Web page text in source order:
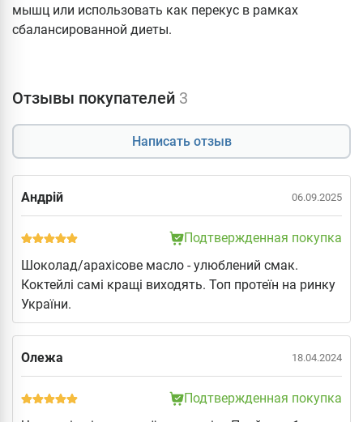
мышц или использовать как перекус в рамках
сбалансированной диеты.
Отзывы покупателей 3
Написать отзыв
Андрій 06.09.2025
Подтвержденная покупка
Шоколад/арахісове масло - улюблений смак.
Коктейлі самі кращі виходять. Топ протеїн на ринку
України.
Олежа 18.04.2024
Подтвержденная покупка